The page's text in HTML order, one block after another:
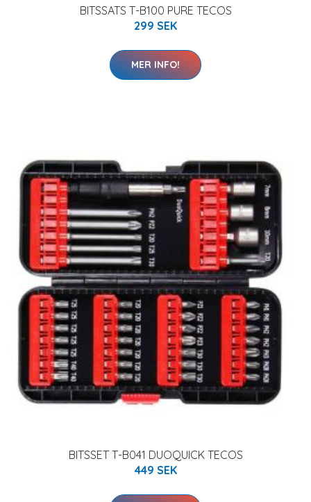
BITSSATS T-B100 PURE TECOS
299 SEK
MER INFO!
BITSSET T-B041 DUOQUICK TECOS
449 SEK